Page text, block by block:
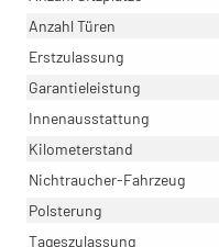
Anzahl Türen
Erstzulassung
Garantieleistung
Innenausstattung
Kilometerstand
Nichtraucher-Fahrzeug
Polsterung
Tageszulassung